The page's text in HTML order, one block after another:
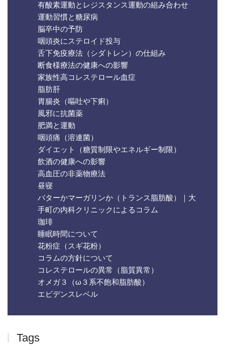
有酸素運動とレジスタンス運動の組み合わせ
運動習慣と糖尿病
脳卒中の予防
咽頭炎にステロイド投与
舌下免疫療法（シダトレン）の仕組み
断食様療法の健康への影響
家族性高コレステロール血症
脂肪肝
胃腸炎（嘔吐や下痢）
風邪に抗菌薬
肥満と運動
咽頭痛（溶連菌）
ダイエット（糖質制限やエネルギー制限）
飲酒の健康への影響
高血圧の非薬物療法
昼寝
バターかマーガリンか（トランス脂肪酸）｜大
手町の内科クリニックによるコラム
珈琲
睡眠時間について
花粉症（スギ花粉）
コラムの方針について
コレステロールの異常（脂質異常）
オメガ３（ω３系不飽和脂肪酸）
エビデンスレベル
Tags